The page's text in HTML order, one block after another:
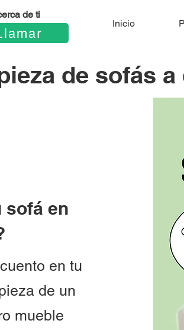
de ti
Inicio
de sofás
sofá en
en tu
de un
mueble